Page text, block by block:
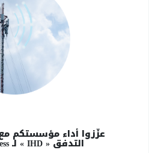
عزّزوا أداء مؤسستكم
التدفق « IHD » لـ Ooredoo Business